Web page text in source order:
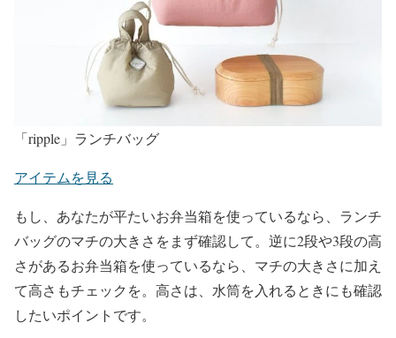
「ripple」ランチバッグ
アイテムを見る
もし、あなたが平たいお弁当箱を使っているなら、ランチ
バッグのマチの大きさをまず確認して。逆に2段や3段の高
さがあるお弁当箱を使っているなら、マチの大きさに加え
て高さもチェックを。高さは、水筒を入れるときにも確認
したいポイントです。